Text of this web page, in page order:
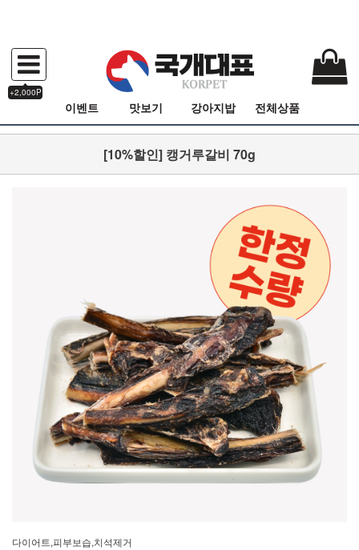
+2,000P
이벤트 맛보기 강아지밥 전체상품
[10%할인] 캥거루갈비 70g
다이어트,피부보습,치석제거